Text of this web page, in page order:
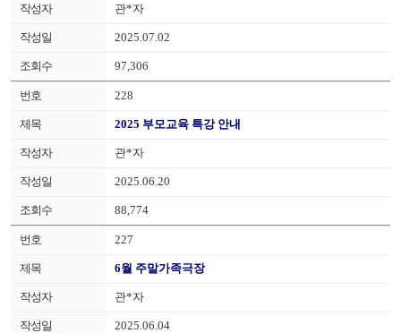
관*자
2025.07.02
97,306
228
2025 부모교육 특강 안내
관*자
2025.06.20
88,774
227
6월 주말가족극장
관*자
2025.06.04